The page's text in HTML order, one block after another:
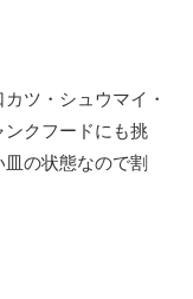
ツ・シュウマイ・
クフードにも挑
の状態なので割